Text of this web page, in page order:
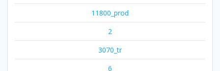
11800_prod
2
3070_tr
6